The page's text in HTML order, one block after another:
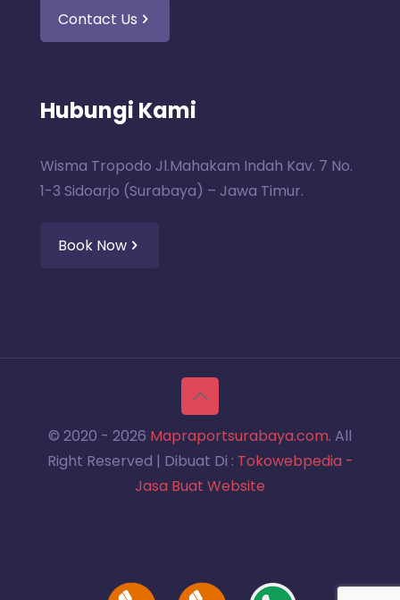
Contact Us
Hubungi Kami
Wisma Tropodo Jl.Mahakam Indah Kav. 7 No.
1-3 Sidoarjo (Surabaya) – Jawa Timur.
Book Now
© 2020 - 2026 Mapraportsurabaya.com. All
Right Reserved | Dibuat Di : Tokowebpedia -
Jasa Buat Website